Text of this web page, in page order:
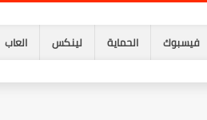
فيسبوك الحماية لينكس العاب